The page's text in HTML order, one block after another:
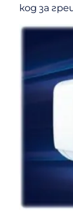
код за